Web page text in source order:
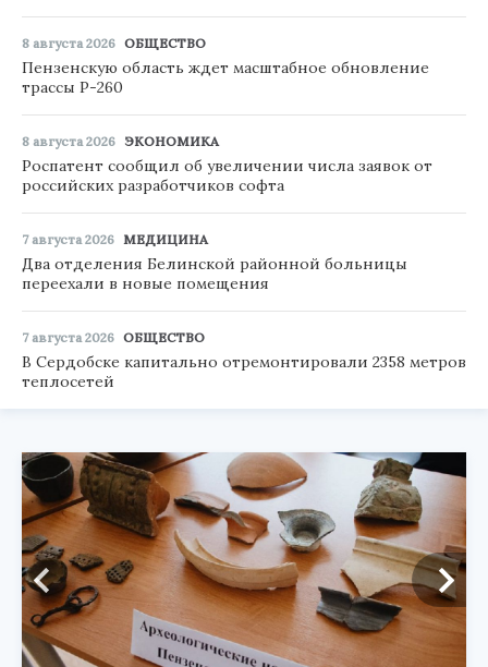
8 августа 2026 ОБЩЕСТВО
Пензенскую область ждет масштабное обновление
трассы Р-260
8 августа 2026 ЭКОНОМИКА
Роспатент сообщил об увеличении числа заявок от
российских разработчиков софта
7 августа 2026 МЕДИЦИНА
Два отделения Белинской районной больницы
переехали в новые помещения
7 августа 2026 ОБЩЕСТВО
В Сердобске капитально отремонтировали 2358 метров
теплосетей